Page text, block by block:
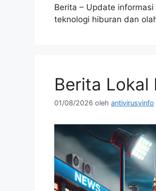
Berita – Update
teknologi hiburan dan
Berita Lokal
01/08/2026 oleh antivirusvinfo